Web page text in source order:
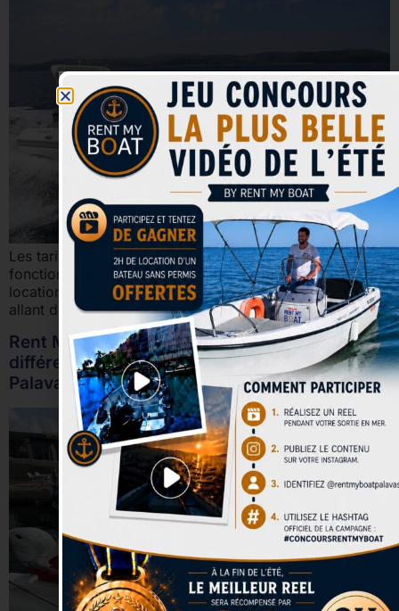
Les tarifs de location chez Rent My Boat varient en
fonction de la catégorie de bateau et de la durée de la
location. Les prix démarrent à 99 € avec des durées
allant de 2 à 8 heures…
Rent My Boat vous invite à découvrir les
différentes catégories de bateau à louer à
Palavas